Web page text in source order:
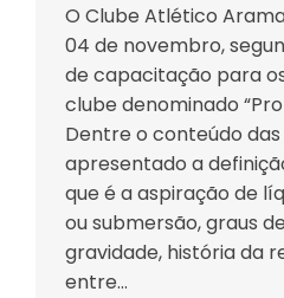
O Clube Atlético
04 de novembro,
de capacitação para
clube denominado
Dentre o conteúdo das
apresentado a
que é a aspiração de
ou submersão, graus
gravidade, história da
entre…